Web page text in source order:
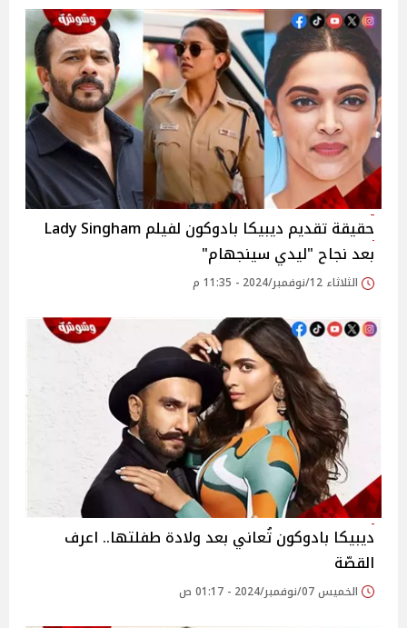
حقيقة تقديم ديبيكا بادوكون لفيلم Lady Singham
بعد نجاح "ليدي سينجهام"
الثلاثاء 12/نوفمبر/2024 - 11:35 م
ديبيكا بادوكون تُعاني بعد ولادة طفلتها.. اعرف
القصّة
الخميس 07/نوفمبر/2024 - 01:17 ص